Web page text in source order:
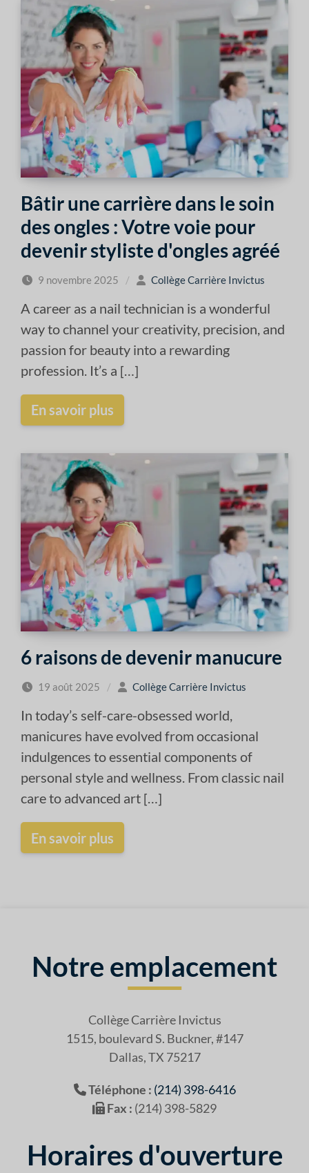
Bâtir une carrière dans le soin
des ongles : Votre voie pour
devenir styliste d'ongles agréé
9 novembre 2025 / Collège Carrière Invictus
A career as a nail technician is a wonderful
way to channel your creativity, precision, and
passion for beauty into a rewarding
profession. It’s a […]
En savoir plus
6 raisons de devenir manucure
19 août 2025 / Collège Carrière Invictus
In today’s self-care-obsessed world,
manicures have evolved from occasional
indulgences to essential components of
personal style and wellness. From classic nail
care to advanced art […]
En savoir plus
Notre emplacement
Collège Carrière Invictus
1515, boulevard S. Buckner, #147
Dallas, TX 75217
Téléphone : (214) 398-6416
Fax : (214) 398-5829
Horaires d'ouverture